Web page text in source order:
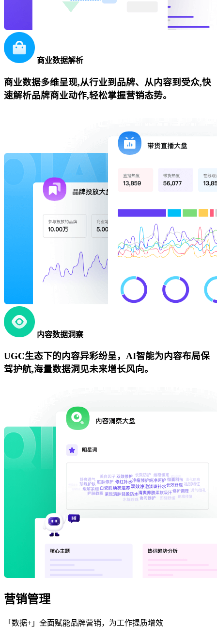
商业数据解析
商业数据多维呈现,从行业到品牌、从内容到受众,快
速解析品牌商业动作,轻松掌握营销态势。
内容数据洞察
UGC生态下的内容异彩纷呈，AI智能为内容布局保
驾护航,海量数据洞见未来增长风向。
营销管理
「数据+」全面赋能品牌营销，为工作提质增效